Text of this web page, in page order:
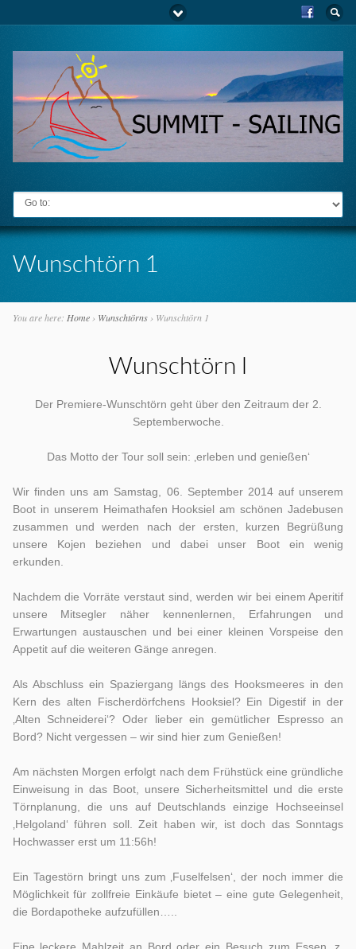
Go to:
Wunschtörn 1
You are here: Home› Wunschtörns› Wunschtörn 1
Wunschtörn I
Der Premiere-Wunschtörn geht über den Zeitraum der 2.
Septemberwoche.
Das Motto der Tour soll sein: ‚erleben und genießen‘
Wir finden uns am Samstag, 06. September 2014 auf unserem
Boot in unserem Heimathafen Hooksiel am schönen Jadebusen
zusammen und werden nach der ersten, kurzen Begrüßung
unsere Kojen beziehen und dabei unser Boot ein wenig
erkunden.
Nachdem die Vorräte verstaut sind, werden wir bei einem Aperitif
unsere Mitsegler näher kennenlernen, Erfahrungen und
Erwartungen austauschen und bei einer kleinen Vorspeise den
Appetit auf die weiteren Gänge anregen.
Als Abschluss ein Spaziergang längs des Hooksmeeres in den
Kern des alten Fischerdörfchens Hooksiel? Ein Digestif in der
‚Alten Schneiderei‘? Oder lieber ein gemütlicher Espresso an
Bord? Nicht vergessen – wir sind hier zum Genießen!
Am nächsten Morgen erfolgt nach dem Frühstück eine gründliche
Einweisung in das Boot, unsere Sicherheitsmittel und die erste
Törnplanung, die uns auf Deutschlands einzige Hochseeinsel
‚Helgoland‘ führen soll. Zeit haben wir, ist doch das Sonntags
Hochwasser erst um 11:56h!
Ein Tagestörn bringt uns zum ‚Fuselfelsen‘, der noch immer die
Möglichkeit für zollfreie Einkäufe bietet – eine gute Gelegenheit,
die Bordapotheke aufzufüllen…..